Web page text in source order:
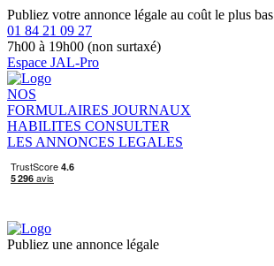
Publiez votre annonce légale au coût le plus bas
01 84 21 09 27
7h00 à 19h00 (non surtaxé)
Espace JAL-Pro
NOS
FORMULAIRES JOURNAUX
HABILITES CONSULTER
LES ANNONCES LEGALES
Publiez une annonce légale